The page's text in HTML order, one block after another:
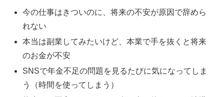
今の仕事はきついのに、将来の不安が原因で辞めら
れない
本当は副業してみたいけど、本業で手を抜くと将来
のお金が不安
SNSで年金不足の問題を見るたびに気になってしま
う（時間を使ってしまう）